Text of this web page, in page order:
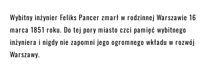
Wybitny inżynier Feliks Pancer zmarł w rodzinnej Warszawie 16
marca 1851 roku. Do tej pory miasto czci pamięć wybitnego
inżyniera i nigdy nie zapomni jego ogromnego wkładu w rozwój
Warszawy.